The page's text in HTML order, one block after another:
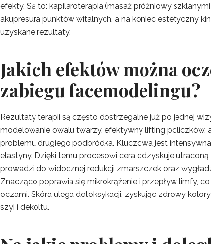
efekty. Są to: kapilaroterapia (masaż próżniowy
akupresura punktów witalnych, a na koniec estetyczny
uzyskane rezultaty.
Jakich efektów można
zabiegu facemodelingu?
Rezultaty terapii są często dostrzegalne już po jednej
modelowanie owalu twarzy, efektywny lifting policzków,
problemu drugiego podbródka. Kluczowa jest
elastyny. Dzięki temu procesowi cera odzyskuje
prowadzi do widocznej redukcji zmarszczek oraz
Znacząco poprawia się mikrokrążenie i przepływ limfy,
oczami. Skóra ulega detoksykacji, zyskując zdrowy
szyi i dekoltu.